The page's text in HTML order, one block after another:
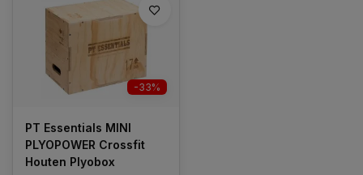
-33%
PT Essentials MINI
PLYOPOWER Crossfit
Houten Plyobox